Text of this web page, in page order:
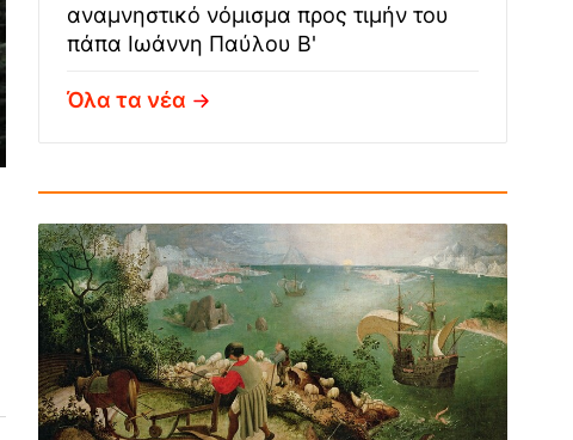
αναμνηστικό νόμισμα προς τιμήν του
πάπα Ιωάννη Παύλου Β'
Όλα τα νέα